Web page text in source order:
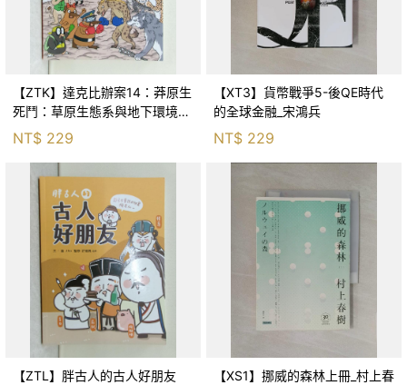
【ZTK】達克比辦案14：莽原生
死鬥：草原生態系與地下環境的
生存適應_柯智元
NT$ 229
【XT3】貨幣戰爭5-後QE時代
的全球金融_宋鴻兵
NT$ 229
【ZTL】胖古人的古人好朋友
【XS1】挪威的森林上冊_村上春